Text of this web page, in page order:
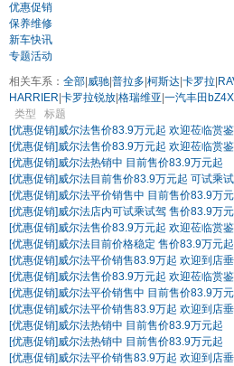
优惠促销
保养维修
新车快讯
专题活动
相关车系： 全部 威驰 普拉多 柯斯达 卡罗拉
HARRIER 卡罗拉锐放 格瑞维亚 一汽丰田bZ4X
类型
标题
[优惠促销]威尔法售价83.9万元起 欢迎莅临赏鉴
[优惠促销]威尔法售价83.9万元起 欢迎莅临赏鉴
[优惠促销]威尔法热销中 目前售价83.9万元起
[优惠促销]威尔法目前售价83.9万元起 可试乘
[优惠促销]威尔法平价销售中 目前售价83.9万
[优惠促销]威尔法店内可试乘试驾 售价83.9万
[优惠促销]威尔法售价83.9万元起 欢迎莅临赏鉴
[优惠促销]威尔法目前价格稳定 售价83.9万元起
[优惠促销]威尔法平价销售83.9万起 欢迎到店
[优惠促销]威尔法售价83.9万元起 欢迎莅临赏鉴
[优惠促销]威尔法平价销售中 目前售价83.9万
[优惠促销]威尔法平价销售83.9万起 欢迎到店
[优惠促销]威尔法热销中 目前售价83.9万元起
[优惠促销]威尔法热销中 目前售价83.9万元起
[优惠促销]威尔法平价销售83.9万起 欢迎到店